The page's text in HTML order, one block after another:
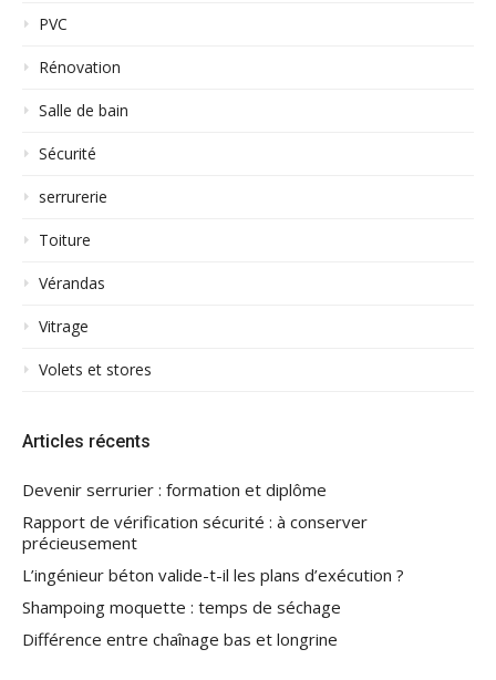
PVC
Rénovation
Salle de bain
Sécurité
serrurerie
Toiture
Vérandas
Vitrage
Volets et stores
Articles récents
Devenir serrurier : formation et diplôme
Rapport de vérification sécurité : à conserver
précieusement
L’ingénieur béton valide-t-il les plans d’exécution ?
Shampoing moquette : temps de séchage
Différence entre chaînage bas et longrine